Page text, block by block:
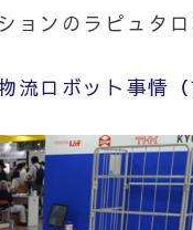
ョンのラピュタ
ロボット事情